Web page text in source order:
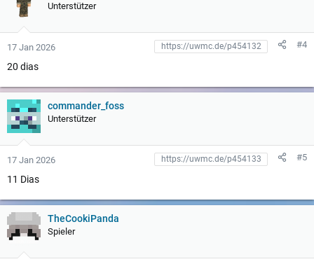
Unterstützer
17 Jan 2026 #4
20 dias
commander_foss
Unterstützer
17 Jan 2026 #5
11 Dias
TheCookiPanda
Spieler